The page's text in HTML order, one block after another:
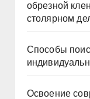
обрезной
столярном
Способы
Освоение